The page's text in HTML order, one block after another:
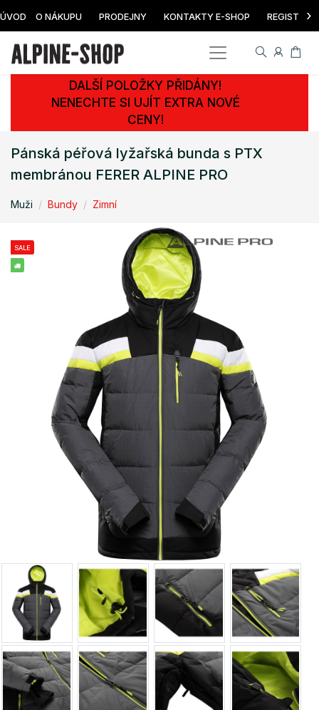
ÚVOD O NÁKUPU PRODEJNY KONTAKTY E-SHOP ›
DALŠÍ POLOŽKY PŘIDÁNY!
NENECHTE SI UJÍT EXTRA NOVÉ
CENY!
Pánská péřová lyžařská bunda s PTX
membránou FERER ALPINE PRO
Muži Bundy Zimní
SALE